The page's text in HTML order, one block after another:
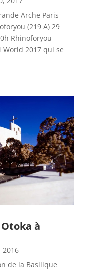
Arche Paris
(219 A) 29
Rhinoforyou
World 2017 qui se
à
2016
de la Basilique